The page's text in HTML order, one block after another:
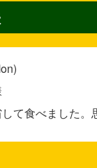
て食べました。